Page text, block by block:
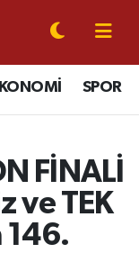
SPOR
FİNALİ
ve TEK
146.
Haritası